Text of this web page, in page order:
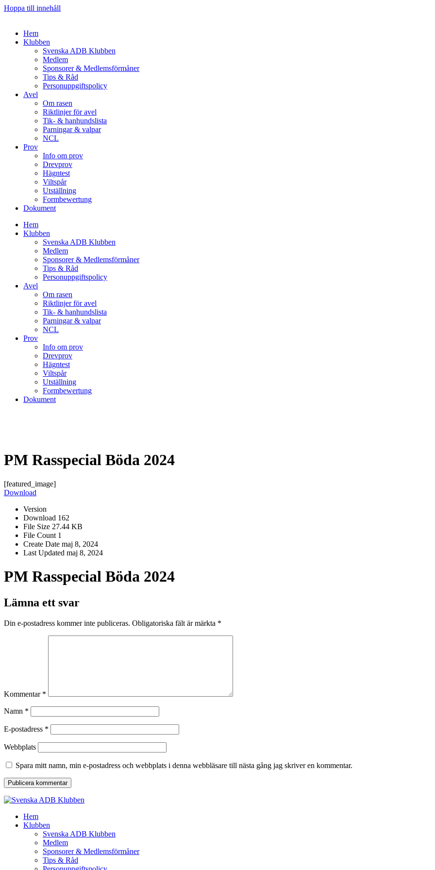
Hoppa till innehåll
Hem
Klubben
Svenska ADB Klubben
Medlem
Sponsorer & Medlemsförmåner
Tips & Råd
Personuppgiftspolicy
Avel
Om rasen
Riktlinjer för avel
Tik- & hanhundslista
Parningar & valpar
NCL
Prov
Info om prov
Drevprov
Hägntest
Viltspår
Utställning
Formbewertung
Dokument
Hem
Klubben
Svenska ADB Klubben
Medlem
Sponsorer & Medlemsförmåner
Tips & Råd
Personuppgiftspolicy
Avel
Om rasen
Riktlinjer för avel
Tik- & hanhundslista
Parningar & valpar
NCL
Prov
Info om prov
Drevprov
Hägntest
Viltspår
Utställning
Formbewertung
Dokument
PM Rasspecial Böda 2024
[featured_image]
Download
Version
Download 162
File Size 27.44 KB
File Count 1
Create Date maj 8, 2024
Last Updated maj 8, 2024
PM Rasspecial Böda 2024
Lämna ett svar
Din e-postadress kommer inte publiceras. Obligatoriska fält är märkta *
Kommentar *
Namn *
E-postadress *
Webbplats
Spara mitt namn, min e-postadress och webbplats i denna webbläsare till nästa gång jag skriver en kommentar.
Hem
Klubben
Svenska ADB Klubben
Medlem
Sponsorer & Medlemsförmåner
Tips & Råd